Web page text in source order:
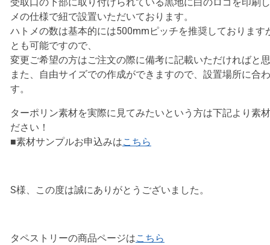
メの仕様で紐で設置いただいております。
ハトメの数は基本的には500mmピッチを推奨しております
とも可能ですので、
変更ご希望の方はご注文の際に備考に記載いただければと
また、自由サイズでの作成ができますので、設置場所に合
す。
ターポリン素材を実際に見てみたいという方は下記より素
ださい！
■素材サンプルお申込みはこちら
S様、この度は誠にありがとうございました。
タペストリーの商品ページはこちら